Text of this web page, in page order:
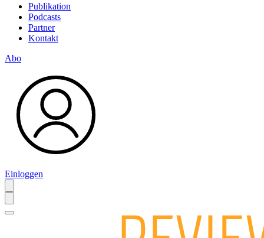
Publikation
Podcasts
Partner
Kontakt
Abo
Einloggen